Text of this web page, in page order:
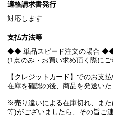
適格請求書発行
対応します
支払方法等
◆◆ 単品スピード注文の場合
(1点のみ・お買い求め頂く際にご
【クレジットカード】でのお支払
在庫を確認の後、商品を発送いた
※売り違いによる在庫切れ、ま
等)がございましたら、その旨ご